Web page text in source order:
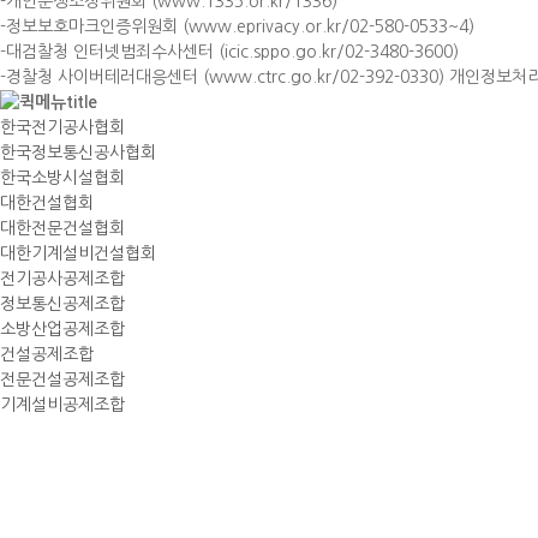
-정보보호마크인증위원회 (www.eprivacy.or.kr/02-580-0533~4)
-대검찰청 인터넷범죄수사센터 (icic.sppo.go.kr/02-3480-3600)
-경찰청 사이버테러대응센터 (www.ctrc.go.kr/02-392-0330) 개인정보처
한국전기공사협회
한국정보통신공사협회
한국소방시설협회
대한건설협회
대한전문건설협회
대한기계설비건설협회
전기공사공제조합
정보통신공제조합
소방산업공제조합
건설공제조합
전문건설공제조합
기계설비공제조합